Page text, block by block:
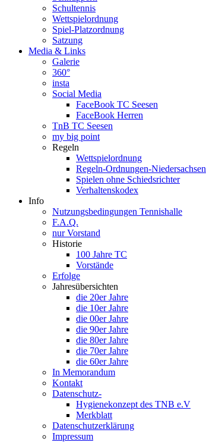
Schultennis
Wettspielordnung
Spiel-Platzordnung
Satzung
Media & Links
Galerie
360°
insta
Social Media
FaceBook TC Seesen
FaceBook Herren
TnB TC Seesen
my big point
Regeln
Wettspielordnung
Regeln-Ordnungen-Niedersachsen
Spielen ohne Schiedsrichter
Verhaltenskodex
Info
Nutzungsbedingungen Tennishalle
F.A.Q.
nur Vorstand
Historie
100 Jahre TC
Vorstände
Erfolge
Jahresübersichten
die 20er Jahre
die 10er Jahre
die 00er Jahre
die 90er Jahre
die 80er Jahre
die 70er Jahre
die 60er Jahre
In Memorandum
Kontakt
Datenschutz-
Hygienekonzept des TNB e.V
Merkblatt
Datenschutzerklärung
Impressum